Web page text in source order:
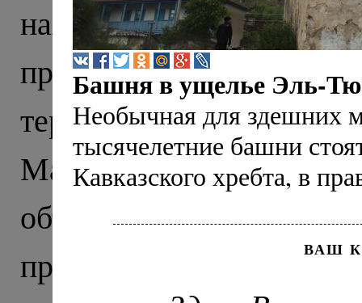
находили тут еще в
прекрасно
территории
Маршрут нашего
объединил
православия на
Башня в ущелье Эль-
Необычная для здешних
тысячелетние башни
Кавказского хребта, в
ВАШ